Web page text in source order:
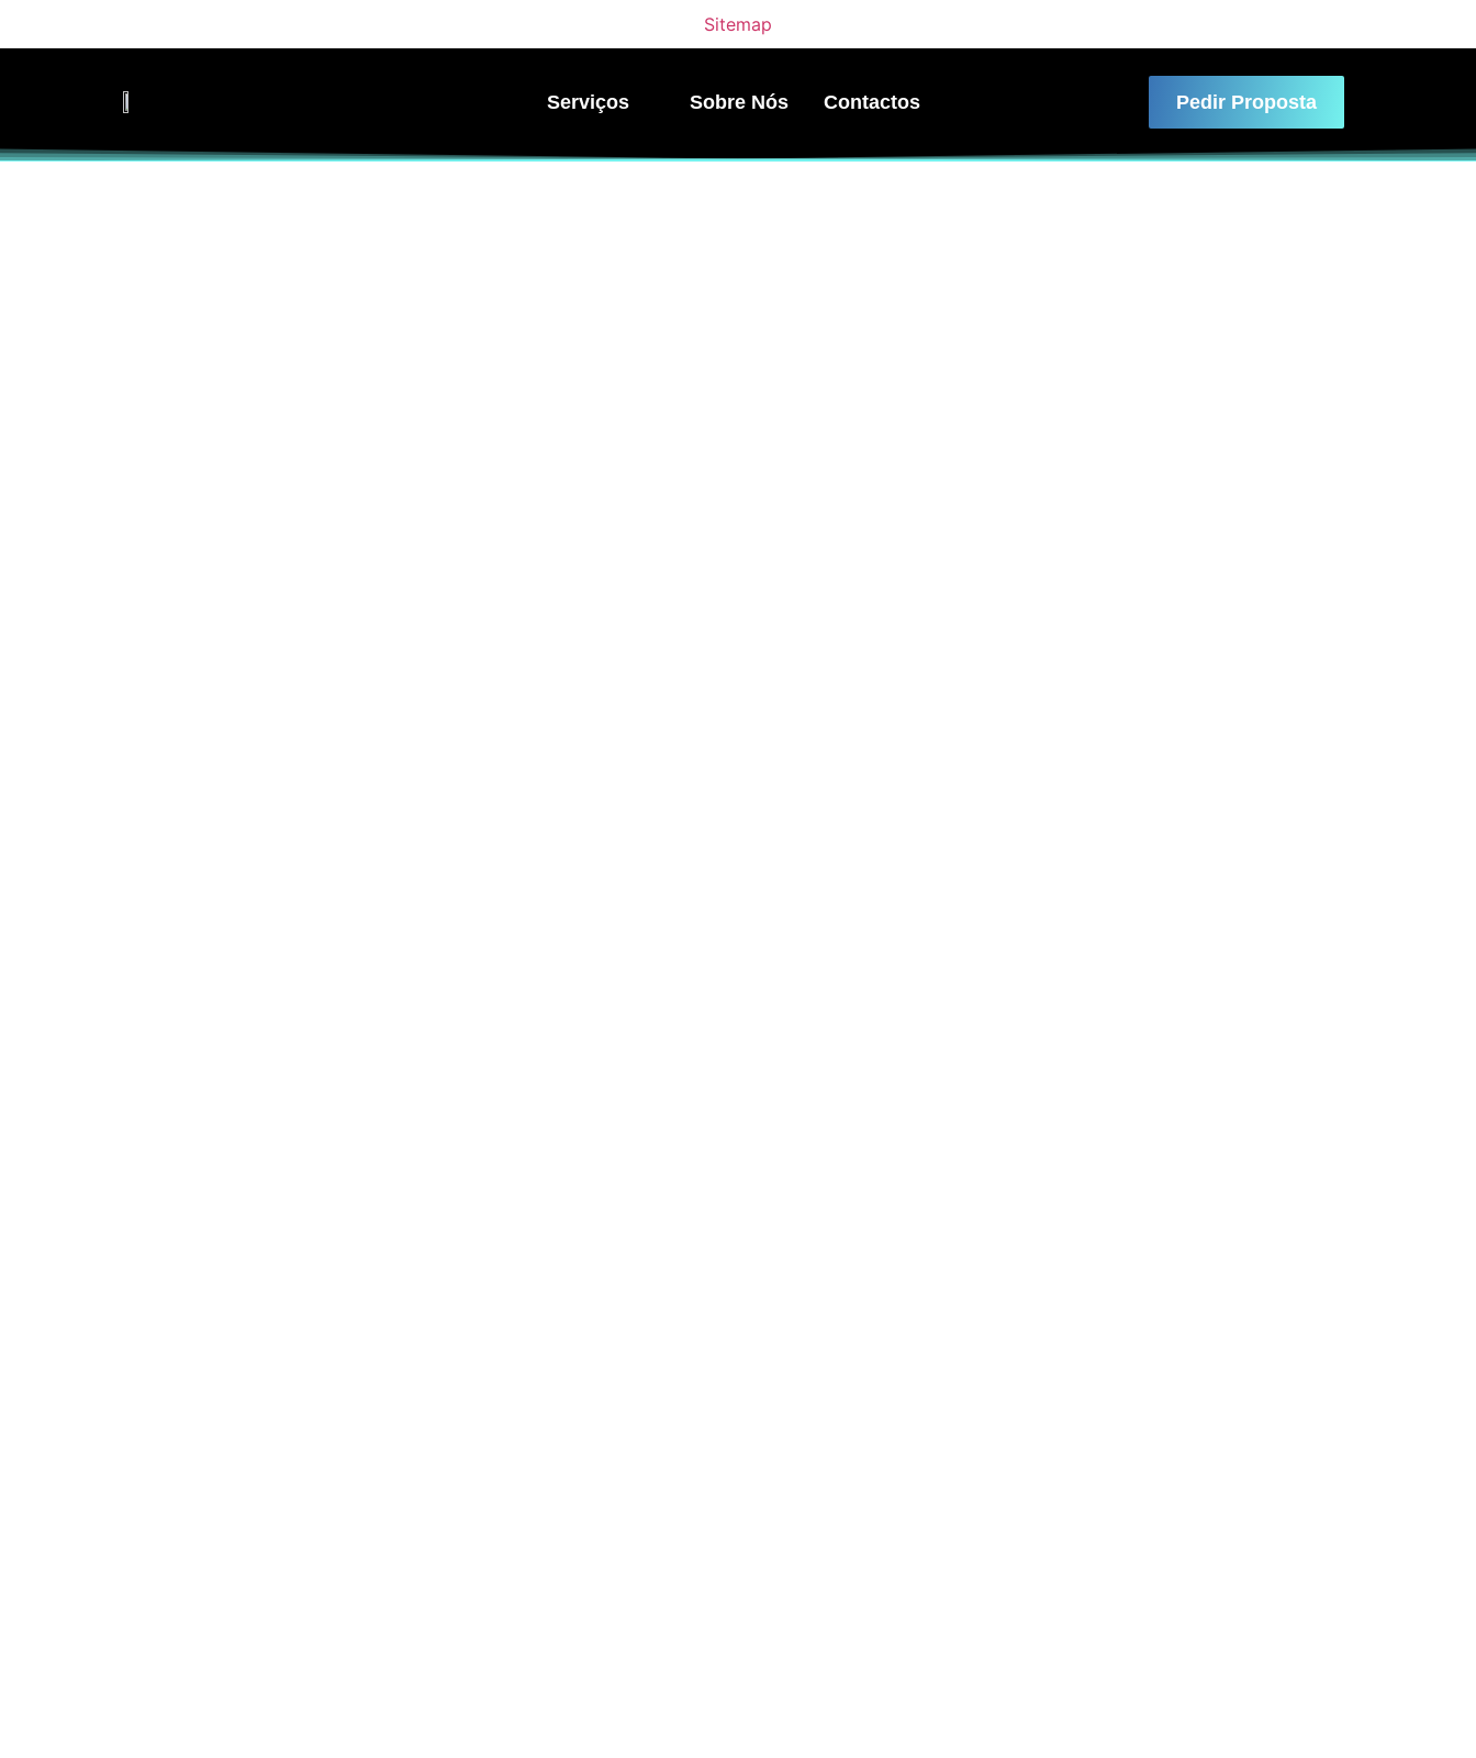
Sitemap
Serviços Sobre Nós Contactos Pedir Proposta